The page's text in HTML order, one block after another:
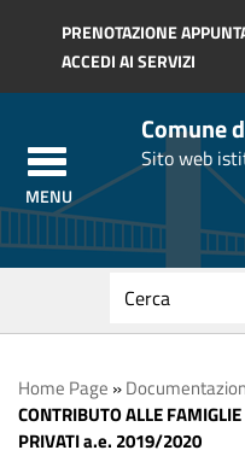
Regione Toscana
PRENOTAZIONE
ACCEDI AI SERVIZI
Comune
Sito web
testo
da
cercare
ricerca
Home Page »
CONTRIBUTO ALLE
PRIVATI a.e. 2019/2020